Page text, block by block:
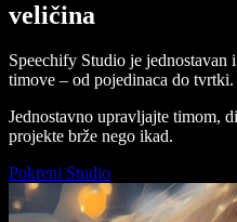
veličina
Speechify Studio je jednostavan
timove – od pojedinaca do tvrtki.
Jednostavno upravljajte timom,
projekte brže nego ikad.
Pokreni Studio